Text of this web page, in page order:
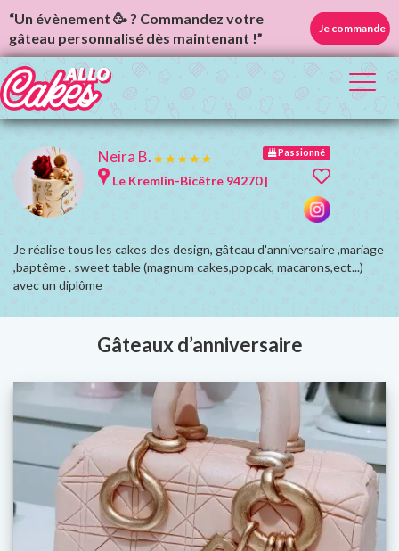
“Un évènement 🥳 ? Commandez votre
gâteau personnalisé dès maintenant !”
Je commande
Neira B. Passionné
Le Kremlin-Bicêtre 94270 |
Je réalise tous les cakes des design, gâteau d'anniversaire ,mariage
,baptême . sweet table (magnum cakes,popcak, macarons,ect...)
avec un diplôme
Gâteaux d’anniversaire